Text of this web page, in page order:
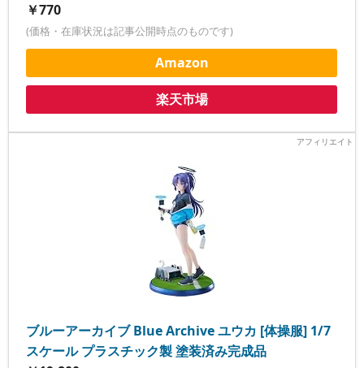
￥770
(価格・在庫状況は記事公開時点のものです)
Amazon
楽天市場
ブルーアーカイブ Blue Archive ユウカ [体操服] 1/7
スケール プラスチック製 塗装済み完成品